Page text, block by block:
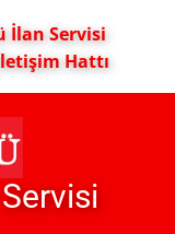
İlan Servisi
Hattı